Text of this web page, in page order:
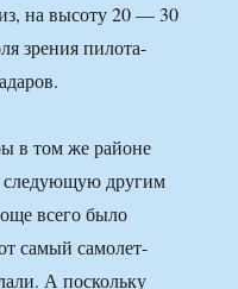
на высоту 20 — 30
зрения пилота-
в том же районе
следующую другим
всего было
самый самолет-
А поскольку